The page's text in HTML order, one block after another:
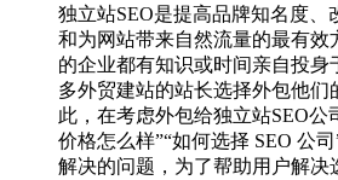
独立站SEO是提高品牌知名度、
和为网站带来自然流量的最有效
的企业都有知识或时间亲自投身
多外贸建站的站长选择外包他们
此，在考虑外包给独立站SEO公
价格怎么样”“如何选择 SEO 公
解决的问题，为了帮助用户解决